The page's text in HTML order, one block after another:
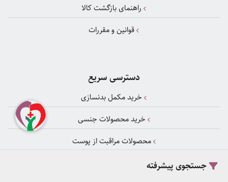
جستجوی پیشرفته
راهنمای بازگشت کالا
قوانین و مقررات
دسترسی سریع
خرید مکمل بدنسازی
خرید محصولات جنسی
محصولات مراقبت از پوست